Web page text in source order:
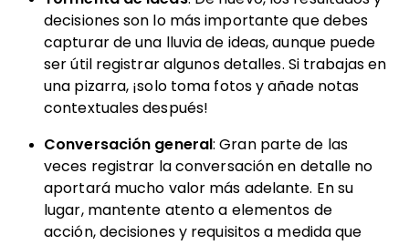
decisiones son lo más importante que debes
capturar de una lluvia de ideas, aunque puede
ser útil registrar algunos detalles. Si trabajas en
una pizarra, ¡solo toma fotos y añade notas
contextuales después!
Conversación general : Gran parte de las
veces registrar la conversación en detalle no
aportará mucho valor más adelante. En su
lugar, mantente atento a elementos de
acción, decisiones y requisitos a medida que